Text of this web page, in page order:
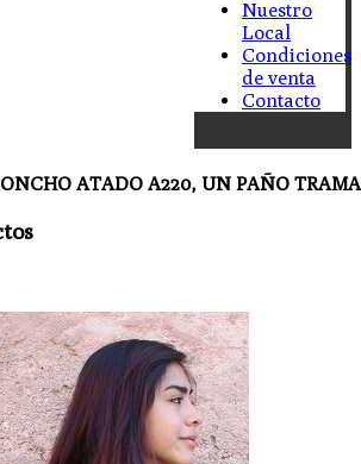
Nuestro
Local
Condiciones
de venta
Contacto
ATADO A220, UN PAÑO